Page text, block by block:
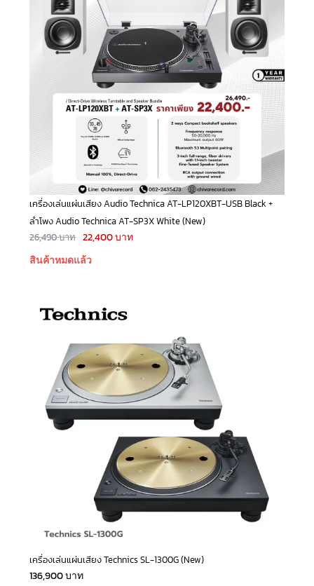
เครื่องเล่นแผ่นเสียง Audio Technica AT-LP120XBT-USB Black +
ลำโพง Audio Technica AT-SP3X White (New)
26,490บาท 22,400บาท
สินค้าหมดแล้ว
เครื่องเล่นแผ่นเสียง Technics SL-1300G (New)
136,900บาท